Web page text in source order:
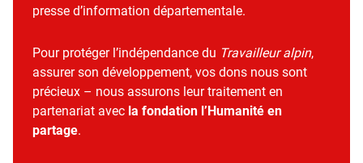
presse d’information départementale.
Pour protéger l’indépendance du Travailleur alpin,
assurer son développement, vos dons nous sont
précieux – nous assurons leur traitement en
partenariat avec la fondation l’Humanité en
partage.